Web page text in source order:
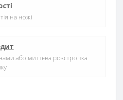
на ножі
або миттєва розстрочка